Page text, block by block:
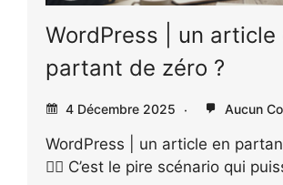
WordPress | un article
partant de zéro ?
4 Décembre 2025 Aucun
WordPress | un article en
👉🏻 C’est le pire scénario qui